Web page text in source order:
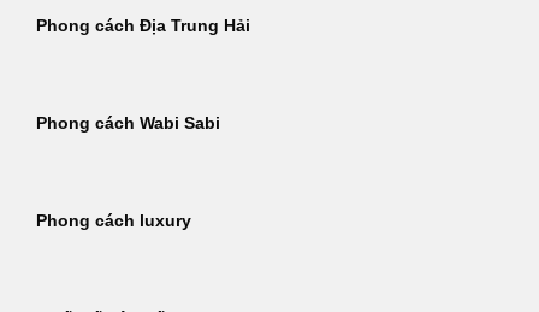
Phong cách Địa Trung Hải
Phong cách Wabi Sabi
Phong cách luxury